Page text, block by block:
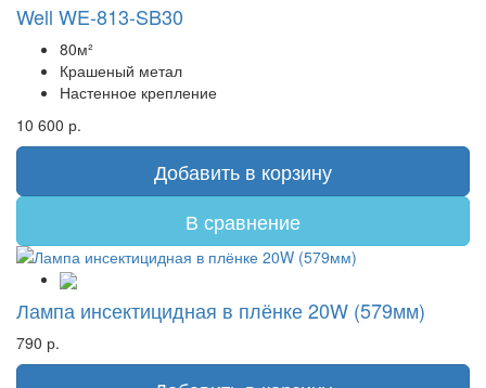
Well WE-813-SB30
80м²
Крашеный метал
Настенное крепление
10 600 р.
Добавить в корзину
В сравнение
Лампа инсектицидная в плёнке 20W (579мм)
790 р.